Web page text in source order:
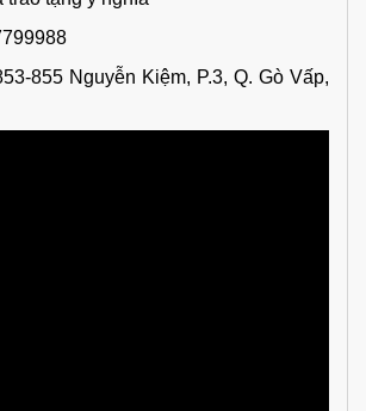
855 Nguyễn Kiệm, P.3, Q. Gò Vấp,